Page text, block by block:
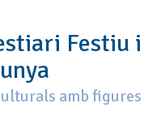
Festiu i
amb figures